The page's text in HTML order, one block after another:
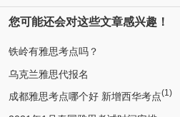
您可能还会对这些文章感兴趣！
铁岭有雅思考点吗？
乌克兰雅思代报名
成都雅思考点哪个好 新增西华考点(1)